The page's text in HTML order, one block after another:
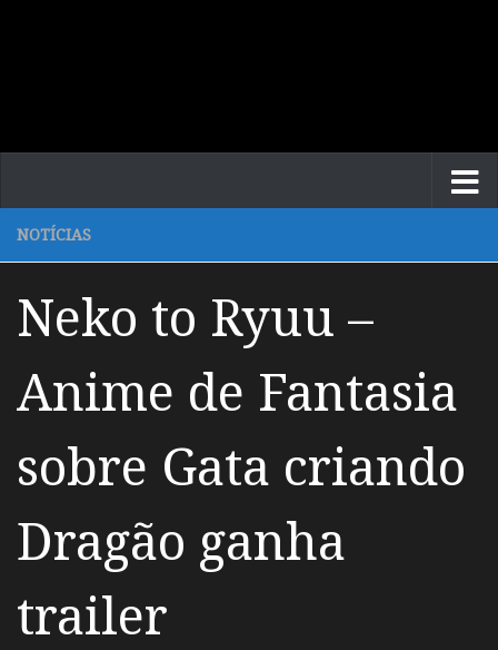
NOTÍCIAS
Neko to Ryuu –
Anime de Fantasia
sobre Gata criando
Dragão ganha
trailer